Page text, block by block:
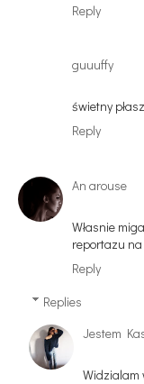
Reply
guuuffy
świetny
Reply
An arouse
Własnie
reportazu na
Reply
Replies
Jestem
Widzialam